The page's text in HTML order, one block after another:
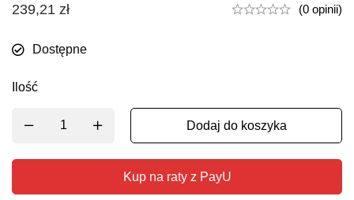
239,21 zł (0 opinii)
Dostępne
Ilość
Dodaj do koszyka
Kup na raty z PayU